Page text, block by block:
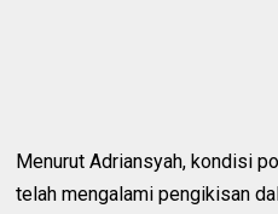
Menurut Adriansyah, kondisi
telah mengalami pengikisan